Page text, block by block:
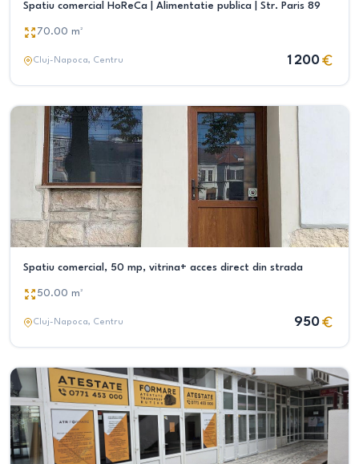
Spatiu comercial HoReCa | Alimentatie publica | Str. Paris 89
70.00 m²
Cluj-Napoca, Centru 1 200
Spatiu comercial, 50 mp, vitrina+ acces direct din strada
50.00 m²
Cluj-Napoca, Centru 950